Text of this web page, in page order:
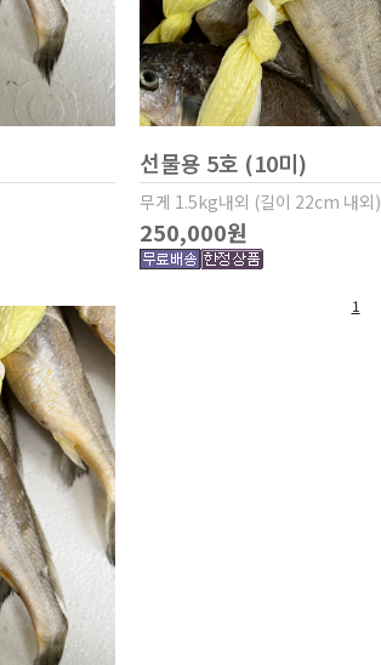
선물용 5호 (10미)
무게 1.5kg내외 (길이 22cm 내외)
250,000원
1